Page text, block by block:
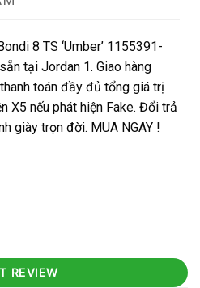
8 TS ‘Umber’ 1155391-
tại Jordan 1. Giao hàng
toán đầy đủ tổng giá trị
X5 nếu phát hiện Fake. Đổi trả
giày trọn đời. MUA NGAY !
REVIEW